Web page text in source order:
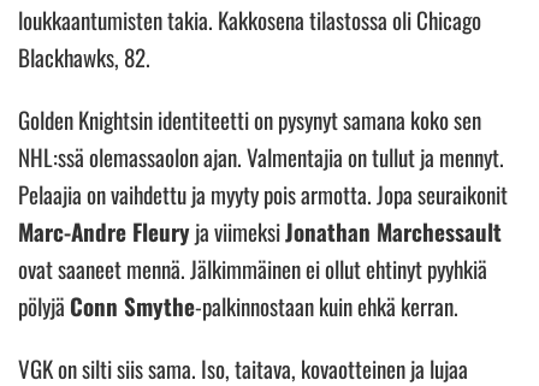
loukkaantumisten takia. Kakkosena tilastossa oli Chicago
Blackhawks, 82.
Golden Knightsin identiteetti on pysynyt samana koko sen
NHL:ssä olemassaolon ajan. Valmentajia on tullut ja mennyt.
Pelaajia on vaihdettu ja myyty pois armotta. Jopa seuraikonit
Marc-Andre Fleuryja viimeksiJonathan Marchessault
ovat saaneet mennä. Jälkimmäinen ei ollut ehtinyt pyyhkiä
pölyjä Conn Smythe-palkinnostaan kuin ehkä kerran.
VGK on silti siis sama. Iso, taitava, kovaotteinen ja lujaa